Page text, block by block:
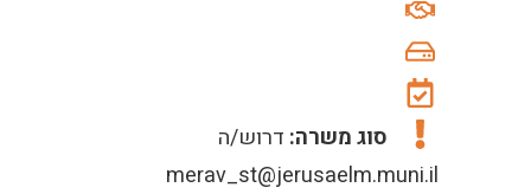
סוג משרה: דרוש/ה
merav_st@jerusaelm.muni.il